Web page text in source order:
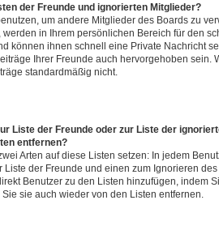
der Freunde und ignorierten Mitglieder?
um andere Mitglieder des Boards zu
in Ihrem persönlichen Bereich für den
können ihnen schnell eine Private Nachricht
Ihrer Freunde auch hervorgehoben sein.
standardmäßig nicht.
Liste der Freunde oder zur Liste der
entfernen?
Arten auf diese Listen setzen: In jedem
Liste der Freunde und einen zum Ignorieren
Benutzer zu den Listen hinzufügen, indem
sie auch wieder von den Listen entfernen.